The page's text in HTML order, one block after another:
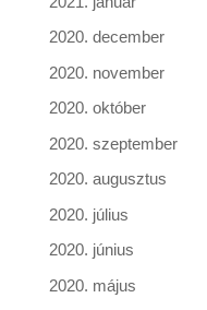
2020. december
2020. november
2020. október
2020. szeptember
2020. augusztus
2020. július
2020. június
2020. május